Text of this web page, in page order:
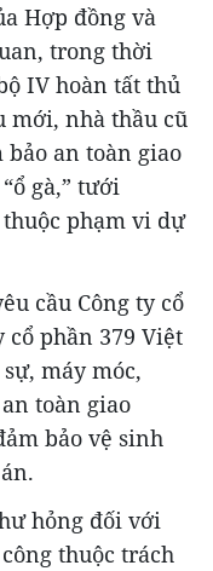
Hợp đồng và
trong thời
IV hoàn tất thủ
mới, nhà thầu cũ
an toàn giao
gà,” tưới
phạm vi dự
cầu Công ty cổ
cổ phần 379 Việt
máy móc,
toàn giao
bảo vệ sinh
hỏng đối với
thuộc trách